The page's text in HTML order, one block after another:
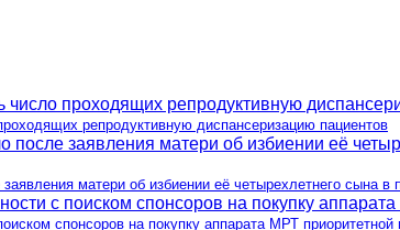
репродуктивную диспансеризацию пациентов
матери об избиении её четырехлетнего сына в
спонсоров на покупку аппарата МРТ